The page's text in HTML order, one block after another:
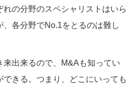
れの分野のスペシャリストはいら
、各分野でNo.1をとるのは難し
来出来るので、M&Aも知ってい
できる。つまり、どこにいっても